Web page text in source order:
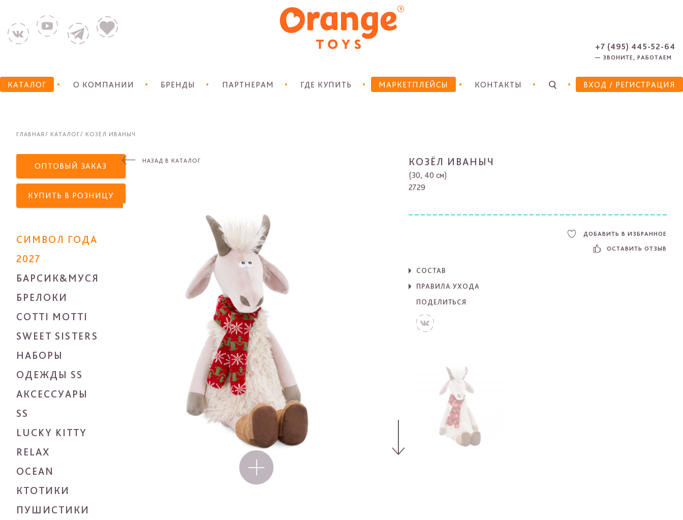
КАТАЛОГ О КОМПАНИИ БРЕНДЫ ПАРТНЕРАМ ГДЕ КУПИТЬ МАРКЕТПЛЕЙСЫ КОНТАКТЫ ВХОД / РЕГИСТРАЦИЯ
+7 (495) 445-52-64
— ЗВОНИТЕ, РАБОТАЕМ
ГЛАВНАЯ КАТАЛОГ КОЗЁЛ ИВАНЫЧ
ОПТОВЫЙ ЗАКАЗ
КУПИТЬ В РОЗНИЦУ
СИМВОЛ ГОДА
2027
БАРСИК&МУСЯ
БРЕЛОКИ
COTTI MOTTI
SWEET SISTERS
НАБОРЫ
ОДЕЖДЫ SS
АКСЕССУАРЫ
SS
LUCKY KITTY
RELAX
OCEAN
КТОТИКИ
ПУШИСТИКИ
НАЗАД В КАТАЛОГ КОЗЁЛ ИВАНЫЧ
(30, 40 см)
2729
ДОБАВИТЬ В ИЗБРАННОЕ
ОСТАВИТЬ ОТЗЫВ
СОСТАВ
ПРАВИЛА УХОДА
ПОДЕЛИТЬСЯ